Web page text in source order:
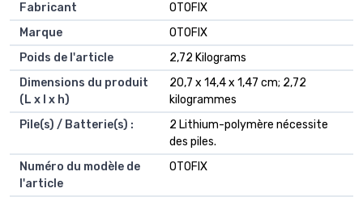
Fabricant
‎OTOFIX
Marque
‎OTOFIX
Poids de l'article
‎2,72 Kilograms
Dimensions du produit
(L x l x h)
‎20,7 x 14,4 x 1,47 cm; 2,72
kilogrammes
Pile(s) / Batterie(s) :
‎2 Lithium-polymère nécessite
des piles.
Numéro du modèle de
l'article
‎OTOFIX